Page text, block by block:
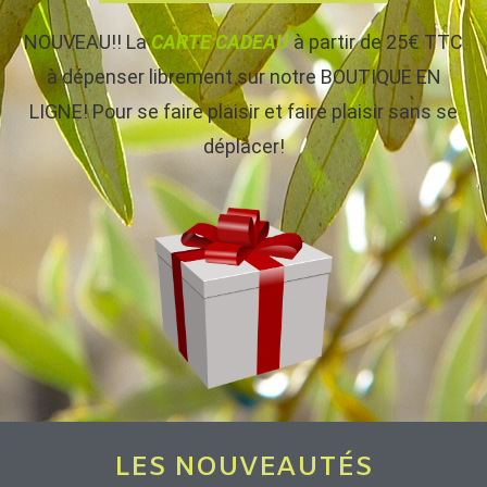
NOUVEAU!! LaCARTE CADEAUà partir de 25€ TTC
à dépenser librement sur notre BOUTIQUE EN
LIGNE! Pour se faire plaisir et faire plaisir sans se
déplacer!
LES NOUVEAUTÉS